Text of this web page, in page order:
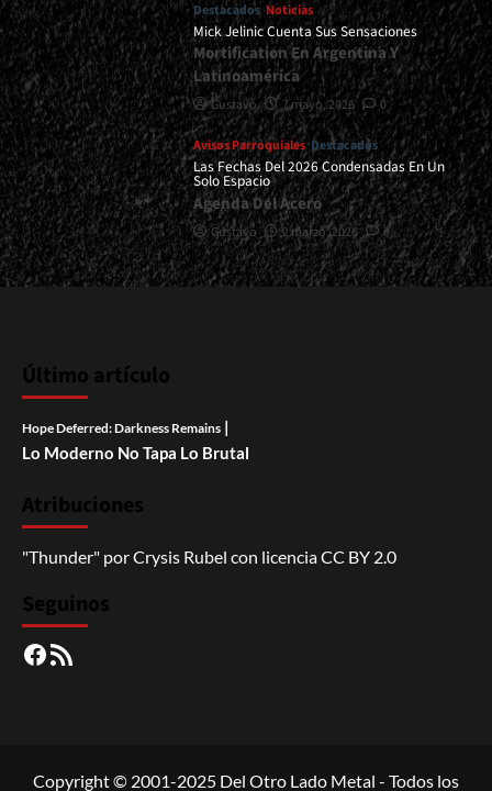
Destacados Noticias
Mick Jelinic Cuenta Sus Sensaciones
Mortification En Argentina Y
Latinoamérica
Gustavo 7 mayo, 2026 0
Avisos Parroquiales Destacados
Las Fechas Del 2026 Condensadas En Un
Solo Espacio
Agenda Del Acero
Gustavo 2 marzo, 2026 0
Último artículo
Hope Deferred: Darkness Remains |
Lo Moderno No Tapa Lo Brutal
Atribuciones
"Thunder" porCrysis Rubel con licenciaCC BY 2.0
Seguinos
Facebook
RSS
Copyright © 2001-2025 Del Otro Lado Metal - Todos los